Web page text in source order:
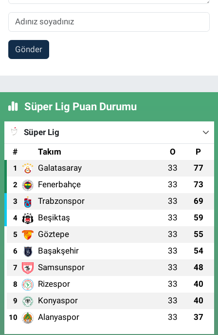
Gönder
Süper Lig Puan Durumu
Süper Lig
#
Takım O P
1 Galatasaray 33 77
2 Fenerbahçe 33 73
3 Trabzonspor 33 69
4 Beşiktaş 33 59
5 Göztepe 33 55
6 Başakşehir 33 54
7 Samsunspor 33 48
8 Rizespor 33 40
9 Konyaspor 33 40
10 Alanyaspor 33 37